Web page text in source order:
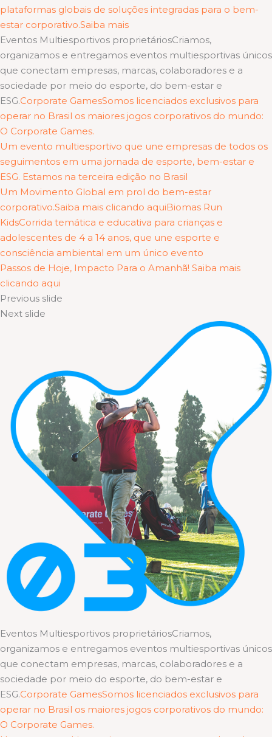
plataformas globais de soluções integradas para o bem-
estar corporativo.Saiba mais
Eventos Multiesportivos proprietáriosCriamos,
organizamos e entregamos eventos multiesportivas únicos
que conectam empresas, marcas, colaboradores e a
sociedade por meio do esporte, do bem-estar e
ESG.Corporate GamesSomos licenciados exclusivos para
operar no Brasil os maiores jogos corporativos do mundo:
O Corporate Games.
Um evento multiesportivo que une empresas de todos os
seguimentos em uma jornada de esporte, bem-estar e
ESG. Estamos na terceira edição no Brasil
Um Movimento Global em prol do bem-estar
corporativo.Saiba mais clicando aquiBiomas Run
KidsCorrida temática e educativa para crianças e
adolescentes de 4 a 14 anos, que une esporte e
consciência ambiental em um único evento
Passos de Hoje, Impacto Para o Amanhã! Saiba mais
clicando aqui
Previous slide
Next slide
Eventos Multiesportivos proprietáriosCriamos,
organizamos e entregamos eventos multiesportivas únicos
que conectam empresas, marcas, colaboradores e a
sociedade por meio do esporte, do bem-estar e
ESG.Corporate GamesSomos licenciados exclusivos para
operar no Brasil os maiores jogos corporativos do mundo:
O Corporate Games.